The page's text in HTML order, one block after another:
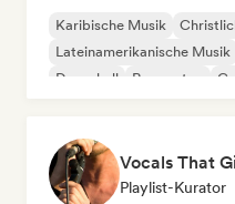
Karibische Musik
Lateinamerikanische Musik
Dancehall
Reggaeton
Vocals That
Playlist-Kurator